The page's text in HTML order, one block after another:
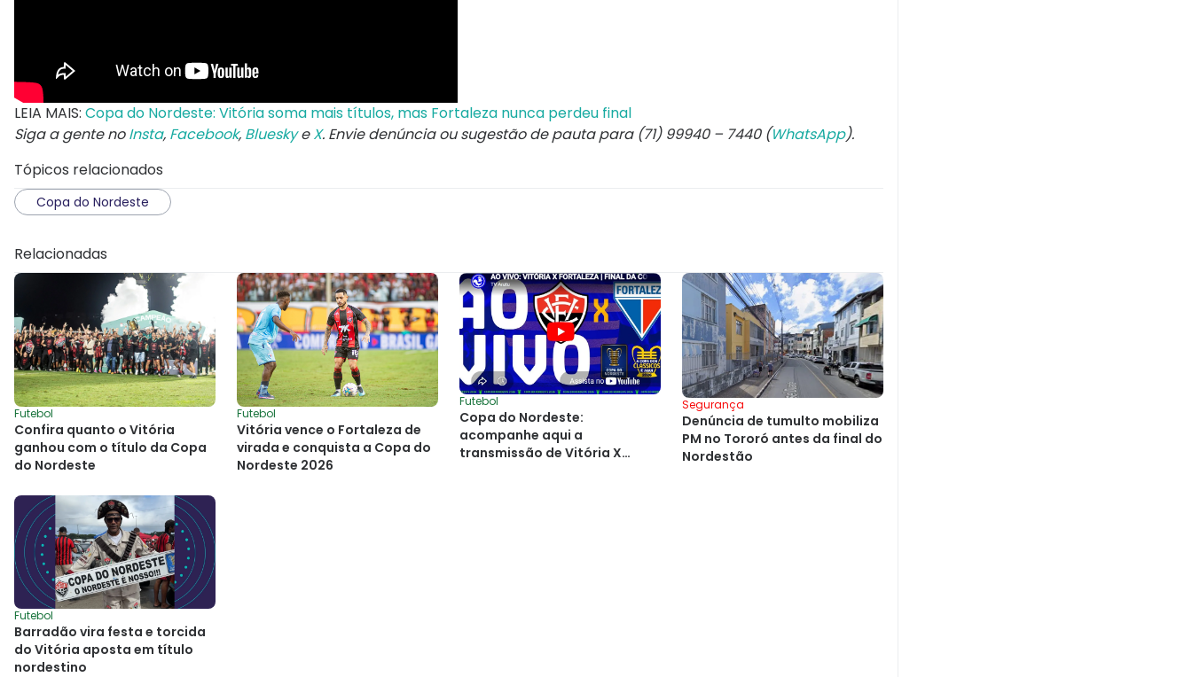
LEIA MAIS: Copa do Nordeste: Vitória soma mais títulos, mas Fortaleza nunca perdeu final
Siga a gente noInsta, Facebook, BlueskyeX. Envie denúncia ou sugestão de pauta para (71) 99940 – 7440 (WhatsApp).
Tópicos relacionados
Copa do Nordeste
Relacionadas
Futebol
Confira quanto o Vitória
ganhou com o título da Copa
do Nordeste
Futebol
Vitória vence o Fortaleza de
virada e conquista a Copa do
Nordeste 2026
Futebol
Copa do Nordeste:
acompanhe aqui a
transmissão de Vitória X
Segurança
Denúncia de tumulto mobiliza
PM no Tororó antes da final do
Nordestão
Futebol
Barradão vira festa e torcida
do Vitória aposta em título
nordestino